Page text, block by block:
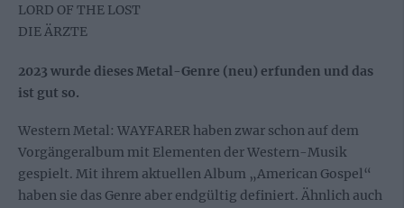
LORD OF THE LOST
DIE ÄRZTE
2023 wurde dieses Metal-Genre (neu) erfunden und das
ist gut so.
Western Metal: WAYFARER haben zwar schon auf dem
Vorgängeralbum mit Elementen der Western-Musik
gespielt. Mit ihrem aktuellen Album „American Gospel“
haben sie das Genre aber endgültig definiert. Ähnlich auch